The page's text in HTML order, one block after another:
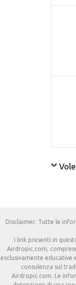
Disclaimer: Tutte le
I link presenti in
Airdropic.com,
esclusivamente
consulenza sul
Airdropic.com. Le